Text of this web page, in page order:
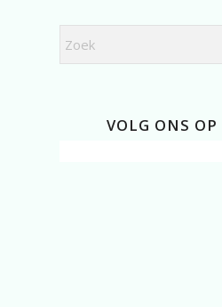
VOLG ONS OP